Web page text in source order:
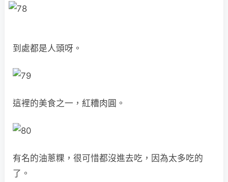
到處都是人頭呀。
這裡的美食之一，紅糟肉圓。
有名的油蔥粿，很可惜都沒進去吃，因為太多吃的
了。